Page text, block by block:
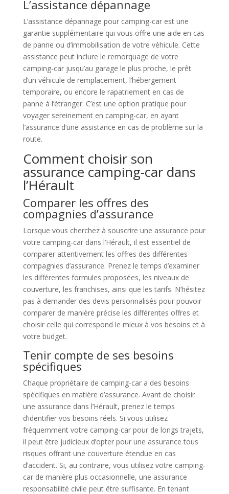
L’assistance dépannage
L’assistance dépannage pour camping-car est une
garantie supplémentaire qui vous offre une aide en cas
de panne ou d’immobilisation de votre véhicule. Cette
assistance peut inclure le remorquage de votre
camping-car jusqu’au garage le plus proche, le prêt
d’un véhicule de remplacement, l’hébergement
temporaire, ou encore le rapatriement en cas de
panne à l’étranger. C’est une option pratique pour
voyager sereinement en camping-car, en ayant
l’assurance d’une assistance en cas de problème sur la
route.
Comment choisir son
assurance camping-car dans
l’Hérault
Comparer les offres des
compagnies d’assurance
Lorsque vous cherchez à souscrire une assurance pour
votre camping-car dans l’Hérault, il est essentiel de
comparer attentivement les offres des différentes
compagnies d’assurance. Prenez le temps d’examiner
les différentes formules proposées, les niveaux de
couverture, les franchises, ainsi que les tarifs. N’hésitez
pas à demander des devis personnalisés pour pouvoir
comparer de manière précise les différentes offres et
choisir celle qui correspond le mieux à vos besoins et à
votre budget.
Tenir compte de ses besoins
spécifiques
Chaque propriétaire de camping-car a des besoins
spécifiques en matière d’assurance. Avant de choisir
une assurance dans l’Hérault, prenez le temps
d’identifier vos besoins réels. Si vous utilisez
fréquemment votre camping-car pour de longs trajets,
il peut être judicieux d’opter pour une assurance tous
risques offrant une couverture étendue en cas
d’accident. Si, au contraire, vous utilisez votre camping-
car de manière plus occasionnelle, une assurance
responsabilité civile peut être suffisante. En tenant